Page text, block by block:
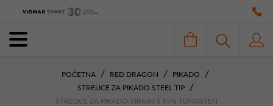
POČETNA RED DRAGON
PIKADO
STRELICE ZA PIKADO STEEL TIP
STRELICE ZA PIKADO VIRGIN 5 95% TUNGSTEN